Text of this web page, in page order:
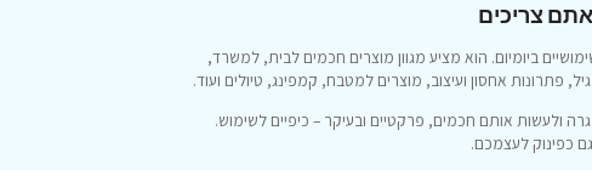
צריכים
ביומיום. הוא מציע מגוון מוצרים חכמים לבית, למשרד,
פתרונות אחסון ועיצוב, מוצרים למטבח, קמפינג, טיולים ועוד.
ולעשות אותם חכמים, פרקטיים ובעיקר – כיפיים לשימוש.
כפינוק לעצמכם.